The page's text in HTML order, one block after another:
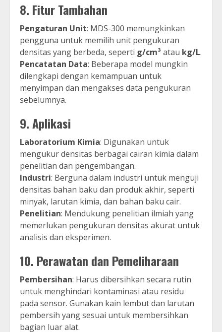
8. Fitur Tambahan
Pengaturan Unit: MDS-300 memungkinkan
pengguna untuk memilih unit pengukuran
densitas yang berbeda, seperti g/cm³ atau kg/L.
Pencatatan Data: Beberapa model mungkin
dilengkapi dengan kemampuan untuk
menyimpan dan mengakses data pengukuran
sebelumnya.
9.Aplikasi
Laboratorium Kimia: Digunakan untuk
mengukur densitas berbagai cairan kimia dalam
penelitian dan pengembangan.
Industri: Berguna dalam industri untuk menguji
densitas bahan baku dan produk akhir, seperti
minyak, larutan kimia, dan bahan baku cair.
Penelitian: Mendukung penelitian ilmiah yang
memerlukan pengukuran densitas akurat untuk
analisis dan eksperimen.
10. Perawatan dan Pemeliharaan
Pembersihan: Harus dibersihkan secara rutin
untuk menghindari kontaminasi atau residu
pada sensor. Gunakan kain lembut dan larutan
pembersih yang sesuai untuk membersihkan
bagian luar alat.